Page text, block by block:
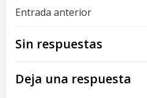
Navegación
de
entradas
Entrada anterior
Sin respuestas
Deja una respuesta